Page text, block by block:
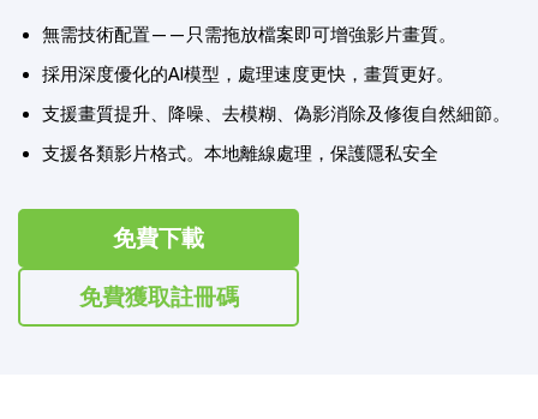
無需技術配置——只需拖放檔案即可增強影片畫質。
採用深度優化的AI模型，處理速度更快，畫質更好。
支援畫質提升、降噪、去模糊、偽影消除及修復自然細節。
支援各類影片格式。本地離線處理，保護隱私安全
免費下載
免費獲取註冊碼